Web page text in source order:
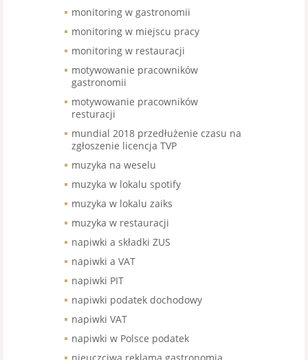
monitoring w gastronomii
monitoring w miejscu pracy
monitoring w restauracji
motywowanie pracowników
gastronomii
motywowanie pracowników
resturacji
mundial 2018 przedłużenie czasu na
zgłoszenie licencja TVP
muzyka na weselu
muzyka w lokalu spotify
muzyka w lokalu zaiks
muzyka w restauracji
napiwki a składki ZUS
napiwki a VAT
napiwki PIT
napiwki podatek dochodowy
napiwki VAT
napiwki w Polsce podatek
nieuczciwa reklama gastronomia